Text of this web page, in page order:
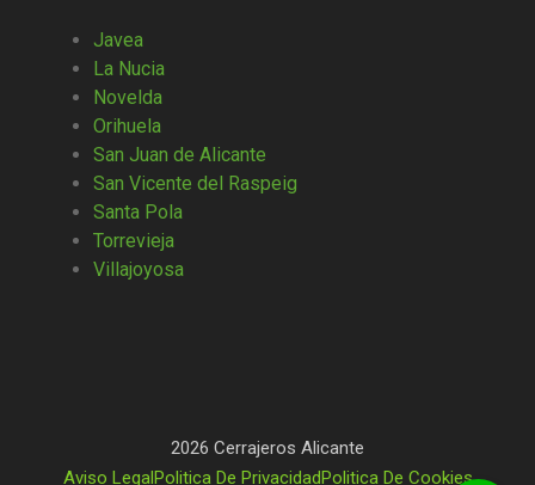
Javea
La Nucia
Novelda
Orihuela
San Juan de Alicante
San Vicente del Raspeig
Santa Pola
Torrevieja
Villajoyosa
2026 Cerrajeros Alicante
Aviso Legal Politica De Privacidad Politica De Cookies